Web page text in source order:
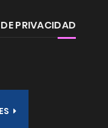
PRIVACIDAD